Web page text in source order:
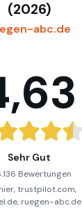
(2026)
abc.de
Sehr Gut
Bewertungen
trustpilot.com,
ruegen-abc.de